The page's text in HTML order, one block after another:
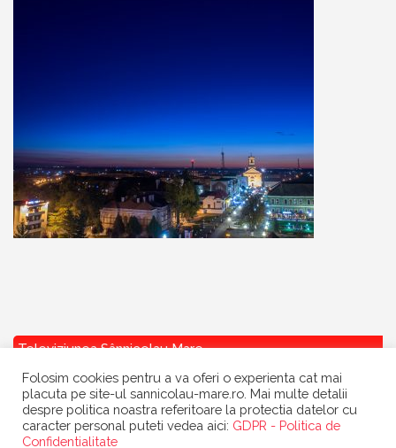
Televiziunea Sânnicolau Mare
Folosim cookies pentru a va oferi o experienta cat mai
placuta pe site-ul sannicolau-mare.ro. Mai multe detalii
despre politica noastra referitoare la protectia datelor cu
caracter personal puteti vedea aici: GDPR - Politica de
Confidentialitate